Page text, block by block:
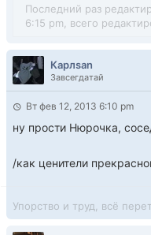
Последний раз
6:15 pm, всего
Карлsan
Завсегдатай
Вт фев 12, 2013 6:10 pm
ну прости Нюрочка,
/как ценители
Упорство и труд, всё